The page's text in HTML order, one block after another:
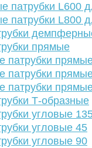
патрубки L600
патрубки L800
прямые
патрубки
патрубки
патрубки
Т-образные
угловые
угловые 45
угловые 90